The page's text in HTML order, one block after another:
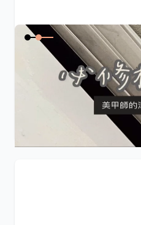
美甲師的溝通底
課程前準備好紙跟筆，一邊